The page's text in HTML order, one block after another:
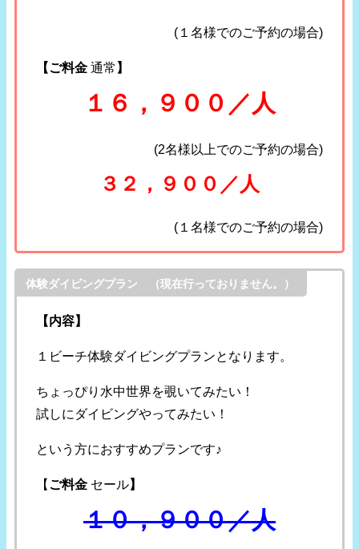
(１名様でのご予約の場合)
【ご料金 通常 】
１６，９００／人
(2名様以上でのご予約の場合)
３２，９００／人
(１名様でのご予約の場合)
体験ダイビングプラン （現在行っておりません。）
【内容】
１ビーチ体験ダイビングプランとなります。
ちょっぴり水中世界を覗いてみたい！
試しにダイビングやってみたい！
という方におすすめプランです♪
【 ご料金 セール】
１０，９００／人